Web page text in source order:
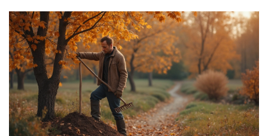
болезней. В статье обсуждаются основные шаги
для защиты садовых культур перед холодами.